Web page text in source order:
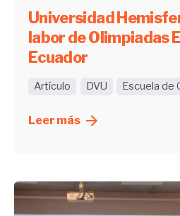
Universidad
labor de Olimpiadas
Ecuador
Artículo DVU Escuela de
Leer más